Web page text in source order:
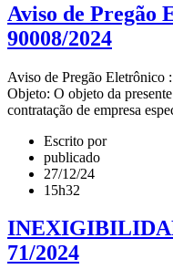
Aviso de Pregão
90008/2024
Aviso de Pregão
Objeto: O objeto da
contratação de empresa
Escrito por
publicado
27/12/24
15h32
71/2024